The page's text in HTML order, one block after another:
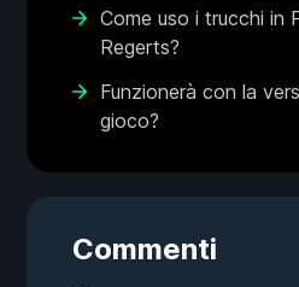
Come uso i trucchi in
Regerts?
Funzionerà con la
gioco?
Commenti